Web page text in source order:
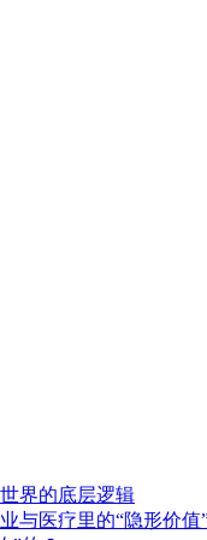
界的底层逻辑
与医疗里的“隐形价值